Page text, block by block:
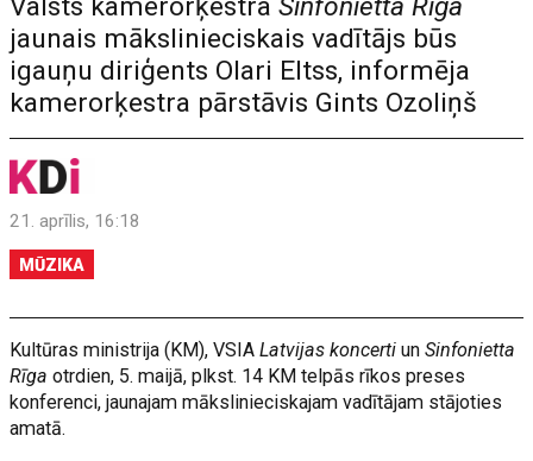
Valsts kamerorķestraSinfonietta Rīga
jaunais mākslinieciskais vadītājs būs
igauņu diriģents Olari Eltss, informēja
kamerorķestra pārstāvis Gints Ozoliņš
21. aprīlis, 16:18
MŪZIKA
Kultūras ministrija (KM), VSIALatvijas koncertiunSinfonietta
Rīgaotrdien, 5. maijā, plkst. 14 KM telpās rīkos preses
konferenci, jaunajam mākslinieciskajam vadītājam stājoties
amatā.